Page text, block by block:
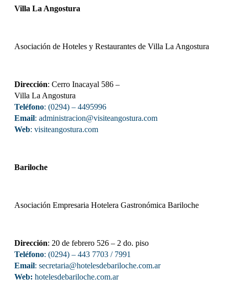
Villa La Angostura
Asociación de Hoteles y Restaurantes de Villa La Angostura
Dirección: Cerro Inacayal 586 –
Villa La Angostura
Teléfono: (0294) – 4495996
Email: administracion@visiteangostura.com
Web: visiteangostura.com
Bariloche
Asociación Empresaria Hotelera Gastronómica Bariloche
Dirección: 20 de febrero 526 – 2 do. piso
Teléfono: (0294) – 443 7703 / 7991
Email: secretaria@hotelesdebariloche.com.ar
Web: hotelesdebariloche.com.ar